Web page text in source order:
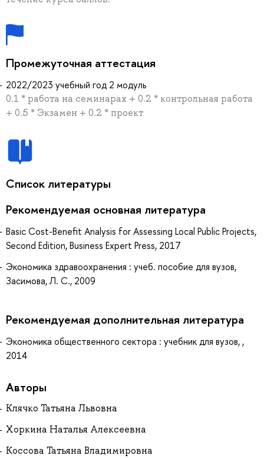
Промежуточная аттестация
2022/2023 учебный год 2 модуль
0.1 * работа на семинарах + 0.2 * контрольная работа
+ 0.5 * Экзамен + 0.2 * проект
Список литературы
Рекомендуемая основная литература
Basic Cost-Benefit Analysis for Assessing Local Public Projects,
Second Edition, Business Expert Press, 2017
Экономика здравоохранения : учеб. пособие для вузов,
Засимова, Л. С., 2009
Рекомендуемая дополнительная литература
Экономика общественного сектора : учебник для вузов, ,
2014
Авторы
Клячко Татьяна Львовна
Хоркина Наталья Алексеевна
Коссова Татьяна Владимировна